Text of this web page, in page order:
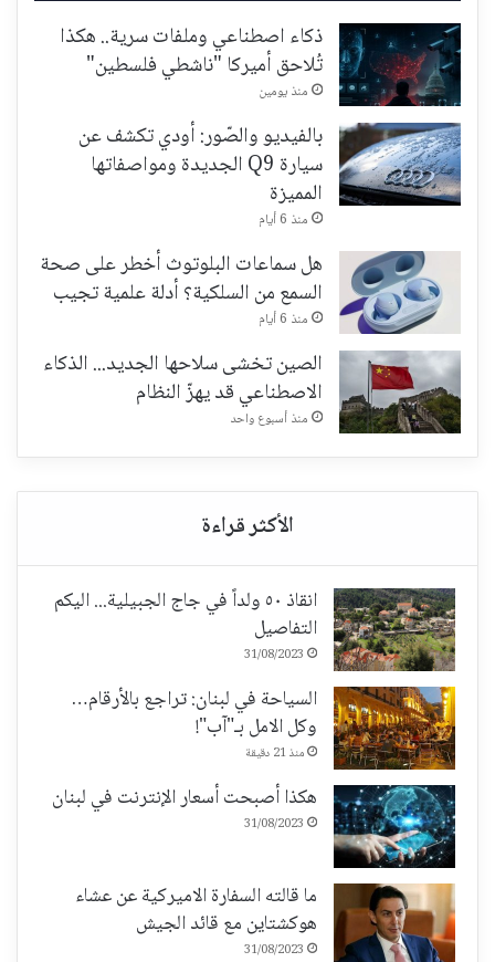
ذكاء اصطناعي وملفات سرية.. هكذا
تُلاحق أميركا "ناشطي فلسطين"
منذ يومين
بالفيديو والصّور: أودي تكشف عن
سيارة Q9 الجديدة ومواصفاتها
المميزة
منذ 6 أيام
هل سماعات البلوتوث أخطر على صحة
السمع من السلكية؟ أدلة علمية تجيب
منذ 6 أيام
الصين تخشى سلاحها الجديد... الذكاء
الاصطناعي قد يهزّ النظام
منذ أسبوع واحد
انقاذ ٥٠ ولداً في جاج الجبيلية... اليكم
التفاصيل
31/08/2023
السياحة في لبنان: تراجع بالأرقام…
وكل الامل بـ"آب"!
منذ 21 دقيقة
هكذا أصبحت أسعار الإنترنت في لبنان
31/08/2023
ما قالته السفارة الاميركية عن عشاء
هوكشتاين مع قائد الجيش
31/08/2023